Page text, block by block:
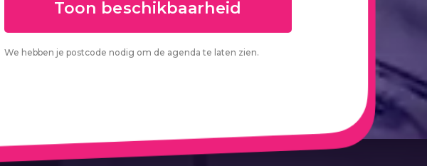
We hebben je postcode nodig om de agenda te laten zien.